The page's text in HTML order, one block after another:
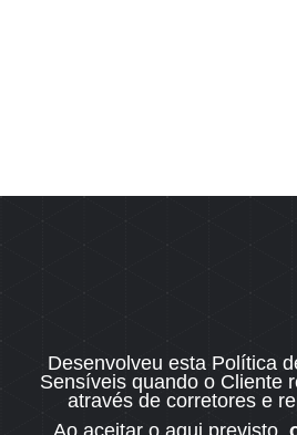
Desenvolveu esta Política
Sensíveis quando o Cliente
através de corretores e
Ao aceitar o aqui previsto,
Documentação
Consórcio
Financiamento